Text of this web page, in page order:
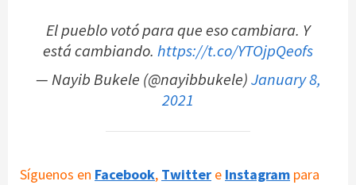
El pueblo votó para que eso cambiara. Y
está cambiando. https://t.co/YTOjpQeofs
— Nayib Bukele (@nayibbukele)January 8,
2021
Síguenos en Facebook, Twitter e Instagram para